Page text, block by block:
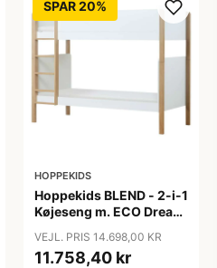
SPAR 20%
HOPPEKIDS
Hoppekids BLEND - 2-i-1
Køjeseng m. ECO Dream
Egetræ
VEJL. PRIS 14.698,00 KR
11.758,40 kr